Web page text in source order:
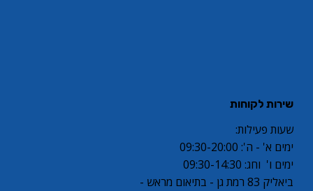
שירות לקוחות
שעות פעילות:
ימים א' - ה': 09:30-20:00
ימים ו' וחג: 09:30-14:30
ביאליק 83 רמת גן - בתיאום מראש -